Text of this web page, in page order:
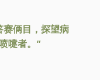
俩目，探望病
嚏者。”